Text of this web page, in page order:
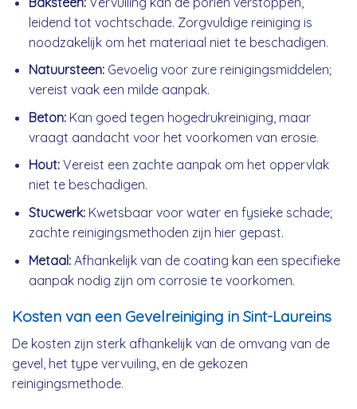
leidend tot vochtschade. Zorgvuldige reiniging is
noodzakelijk om het materiaal niet te beschadigen.
Natuursteen:Gevoelig voor zure reinigingsmiddelen;
vereist vaak een milde aanpak.
Beton:Kan goed tegen hogedrukreiniging, maar
vraagt aandacht voor het voorkomen van erosie.
Hout:Vereist een zachte aanpak om het oppervlak
niet te beschadigen.
Stucwerk:Kwetsbaar voor water en fysieke schade;
zachte reinigingsmethoden zijn hier gepast.
Metaal:Afhankelijk van de coating kan een specifieke
aanpak nodig zijn om corrosie te voorkomen.
Kosten van een Gevelreiniging in Sint-Laureins
De kosten zijn sterk afhankelijk van de omvang van de
gevel, het type vervuiling, en de gekozen
reinigingsmethode.